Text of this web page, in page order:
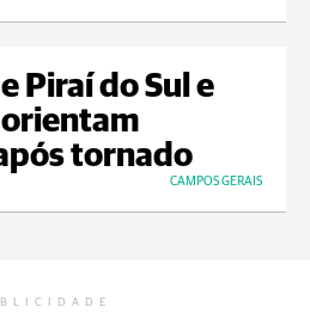
Piraí do Sul e
orientam
tornado
CAMPOS GERAIS